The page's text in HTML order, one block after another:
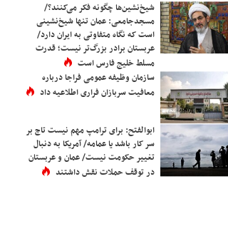
شیخ‌نشین‌ها چگونه فکر می‌کنند؟/
مسجدجامعی: عمان تنها شیخ‌نشینی
است که نگاه متفاوتی به ایران دارد/
عربستان برادر بزرگ‌تر نیست؛ قدرت
مسلط خلیج فارس است
سازمان وظیفه عمومی فراجا درباره
معافیت سربازان فراری اطلاعیه داد
ابوالفتح: برای ترامپ مهم نیست تاج بر
سر کار باشد یا عمامه/ آمریکا به دنبال
تغییر حکومت نیست/ عمان و عربستان
در توقف حملات نقش داشتند